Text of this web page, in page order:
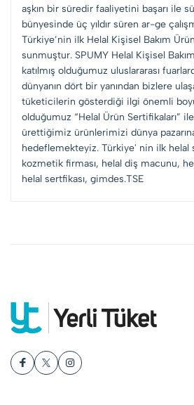
aşkın bir süredir faaliyetini başarı ile
bünyesinde üç yıldır süren ar-ge
Türkiye’nin ilk Helal Kişisel Bakım
sunmuştur. SPUMY Helal Kişisel
katılmış olduğumuz uluslararası
dünyanın dört bir yanından bizlere
tüketicilerin gösterdiği ilgi önemli
olduğumuz “Helal Ürün Sertifikaları”
ürettiğimiz ürünlerimizi dünya
hedeflemekteyiz. Türkiye' nin ilk helal
kozmetik firması, helal diş macunu,
helal sertfikası, gimdes.TSE